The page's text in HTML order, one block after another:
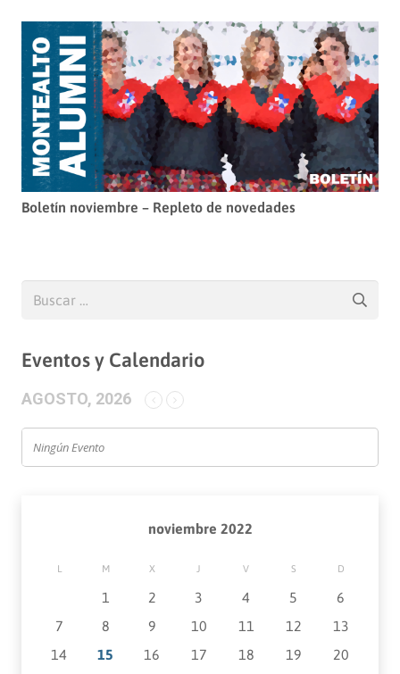
Boletín noviembre – Repleto de novedades
Eventos y Calendario
AGOSTO, 2026
Ningún Evento
noviembre 2022
L M X J V S D
1 2 3 4 5
6
7
8 9 10 11 12
13
14
15 16 17 18 19
20